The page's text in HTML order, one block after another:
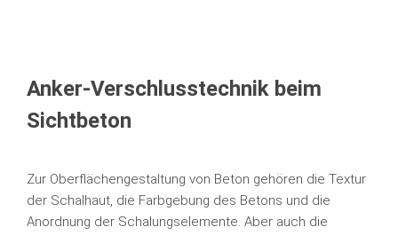
Anker-Verschlusstechnik beim
Sichtbeton
Zur Oberflächengestaltung von Beton gehören die Textur
der Schalhaut, die Farbgebung des Betons und die
Anordnung der Schalungselemente. Aber auch die